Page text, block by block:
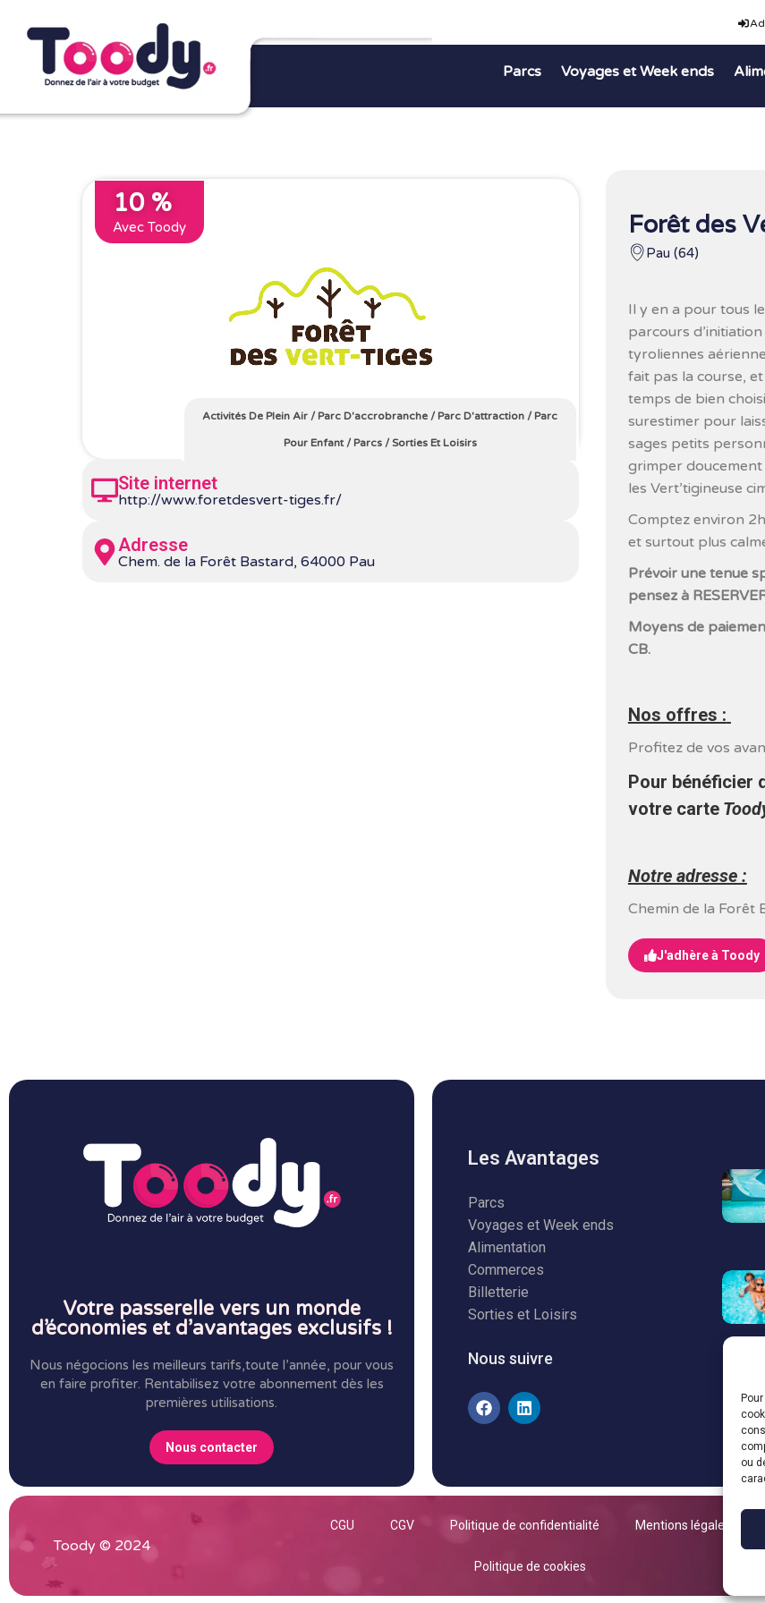
ou
Parcs Voyages et Week ends
10 %
Avec Toody
Activités De Plein Air /Parc D'accrobranche /Parc D'attraction /Parc
Pour Enfant/Parcs/Sorties Et Loisirs
Site internet
http://www.foretdesvert-tiges.fr/
Adresse
Chem. de la Forêt Bastard, 64000 Pau
Forêt des
Pau (64)
Il y en a pour tous
parcours
tyroliennes
fait pas la course,
temps de bien
surestimer pour
sages petits
grimper
les Vert’tigineuse
Comptez environ
et surtout plus
Prévoir une tenue
pensez à
Moyens de
CB.
Nos offres :
Profitez de vos
Pour bénéficier
votre carte
Notre adresse :
Chemin de la Forêt
J'adhère à Toody
Votre passerelle vers un monde
d’économies et d’avantages exclusifs !
Nous négocions les meilleurs tarifs,toute l’année, pour vous
en faire profiter. Rentabilisez votre abonnement dès les
premières utilisations.
Nous contacter
Les Avantages
Parcs
Voyages et Week ends
Alimentation
Commerces
Billetterie
Sorties et Loisirs
Nous suivre
Toody © 2024
CGU CGV Politique de confidentialité Mentions légales
Politique de cookies